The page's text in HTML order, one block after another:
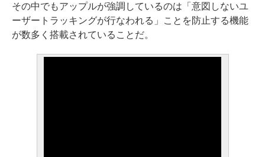
その中でもアップルが強調しているのは「意図しないユ
ーザートラッキングが行なわれる」ことを防止する機能
が数多く搭載されていることだ。